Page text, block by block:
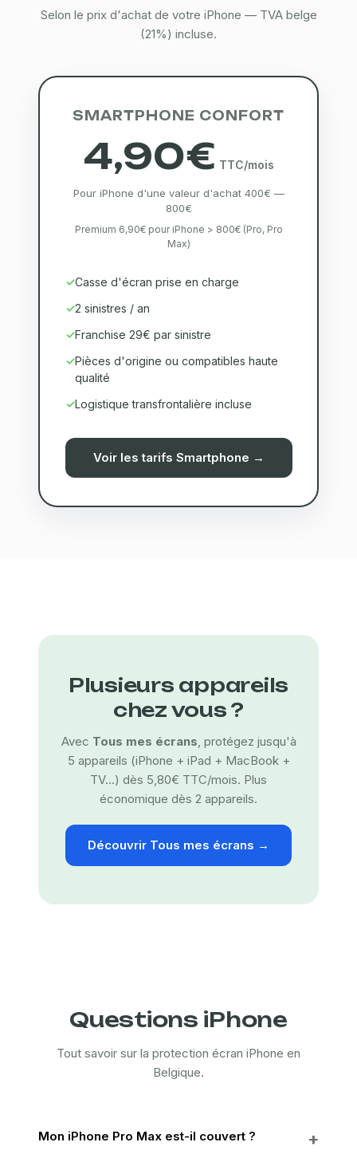
Selon le prix d'achat de votre iPhone — TVA belge
(21%) incluse.
SMARTPHONE CONFORT
4,90€ TTC/mois
Pour iPhone d'une valeur d'achat 400€ —
800€
Premium 6,90€ pour iPhone > 800€ (Pro, Pro
Max)
Casse d'écran prise en charge
2 sinistres / an
Franchise 29€ par sinistre
Pièces d'origine ou compatibles haute
qualité
Logistique transfrontalière incluse
Voir les tarifs Smartphone →
Plusieurs appareils
chez vous ?
Avec Tous mes écrans, protégez jusqu'à
5 appareils (iPhone + iPad + MacBook +
TV…) dès 5,80€ TTC/mois. Plus
économique dès 2 appareils.
Découvrir Tous mes écrans →
Questions iPhone
Tout savoir sur la protection écran iPhone en
Belgique.
Mon iPhone Pro Max est-il couvert ?